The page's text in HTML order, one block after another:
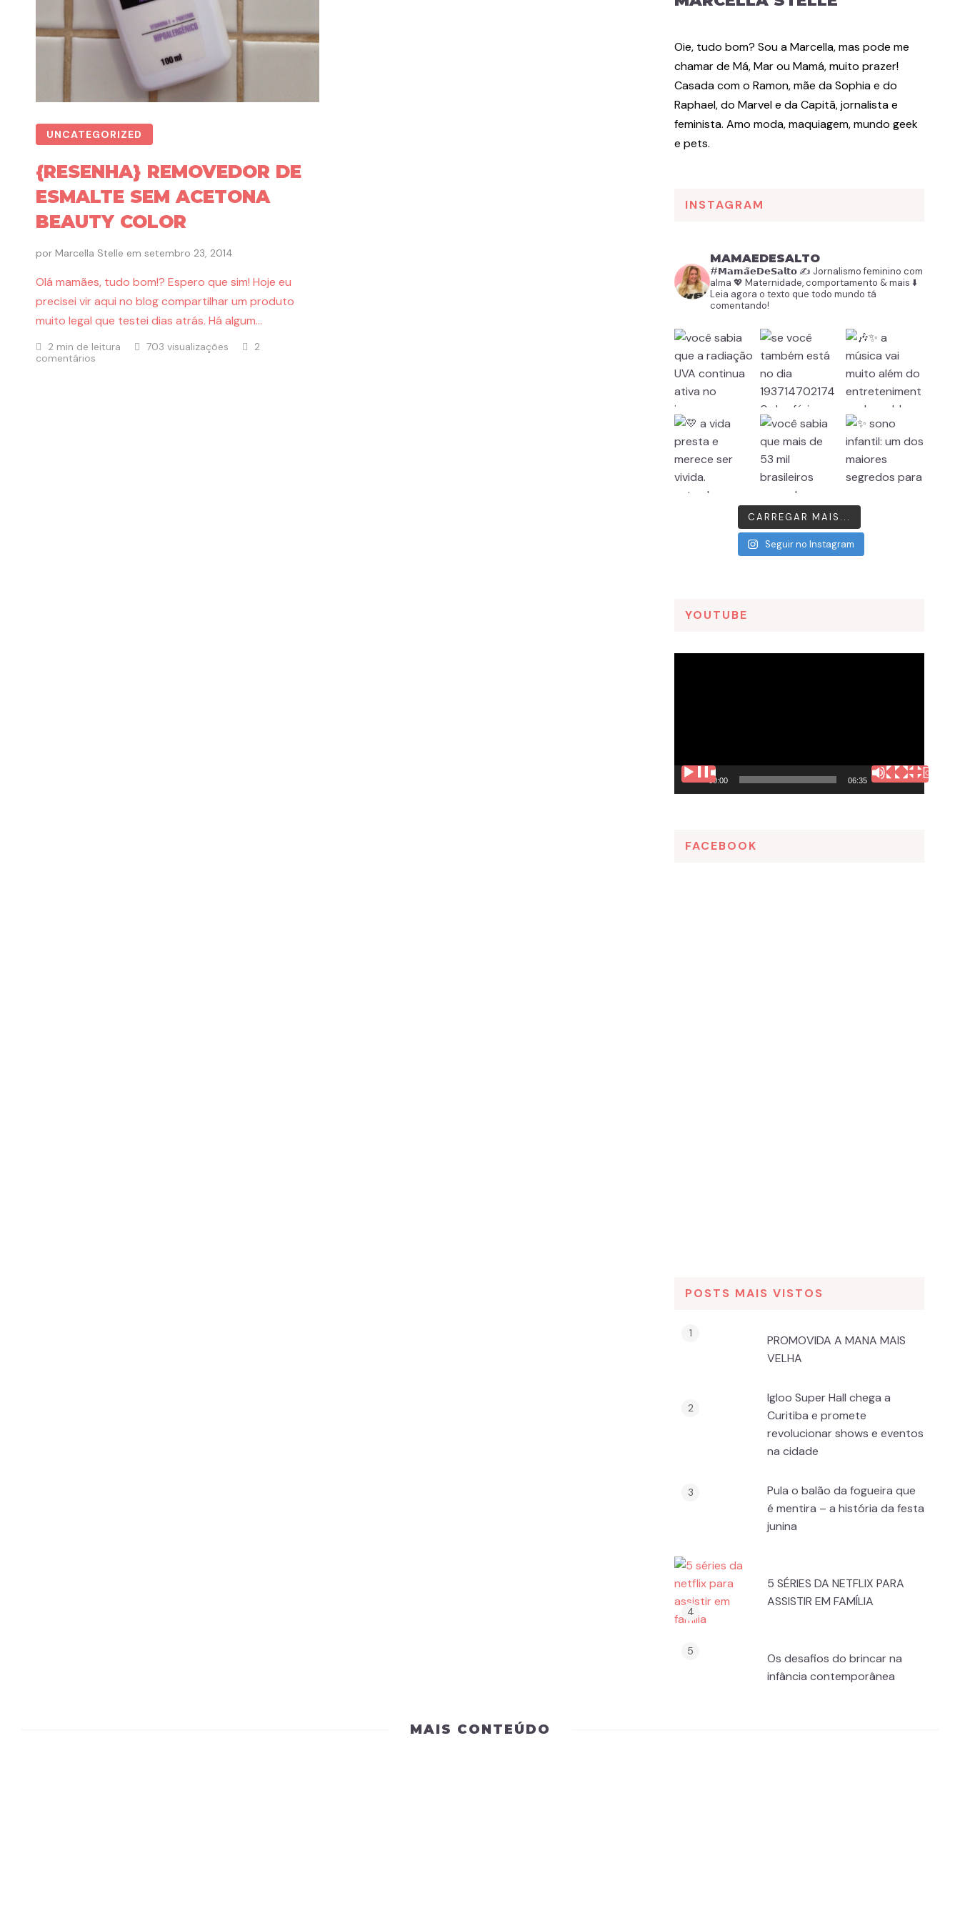
UNCATEGORIZED
{RESENHA} REMOVEDOR DE
ESMALTE SEM ACETONA
BEAUTY COLOR
por Marcella Stelle em setembro 23, 2014
Olá mamães, tudo bom!? Espero que sim! Hoje eu
precisei vir aqui no blog compartilhar um produto
muito legal que testei dias atrás. Há algum…
2 min de leitura 703 visualizações
2
comentários
Oie, tudo bom? Sou a Marcella, mas pode me
chamar de Má, Mar ou Mamá, muito prazer!
Casada com o Ramon, mãe da Sophia e do
Raphael, do Marvel e da Capitã, jornalista e
feminista. Amo moda, maquiagem, mundo geek
e pets.
INSTAGRAM
MAMAEDESALTO
#𝗠𝗮𝗺𝗮̃𝗲𝗗𝗲𝗦𝗮𝗹𝘁𝗼 ✍️ Jornalismo feminino com
alma 💖 Maternidade, comportamento & mais ⬇️
Leia agora o texto que todo mundo tá
comentando!
CARREGAR MAIS...
Seguir no Instagram
YOUTUBE
00:00 06:35
FACEBOOK
POSTS MAIS VISTOS
PROMOVIDA A MANA MAIS
VELHA
Igloo Super Hall chega a
Curitiba e promete
revolucionar shows e eventos
na cidade
Pula o balão da fogueira que
é mentira – a história da festa
junina
5 SÉRIES DA NETFLIX PARA
ASSISTIR EM FAMÍLIA
Os desafios do brincar na
infância contemporânea
MAIS CONTEÚDO